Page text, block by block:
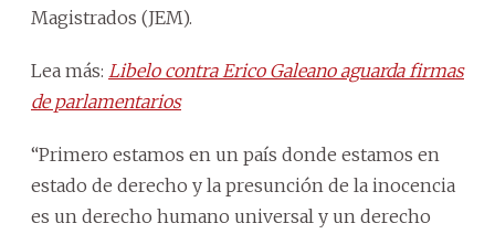
Magistrados (JEM).
Lea más: Libelo contra Erico Galeano aguarda firmas
de parlamentarios
“Primero estamos en un país donde estamos en
estado de derecho y la presunción de la inocencia
es un derecho humano universal y un derecho